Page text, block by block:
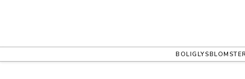
BOLIGLYS